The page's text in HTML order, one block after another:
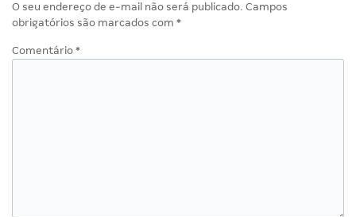
O seu endereço de e-mail não será publicado. Campos
obrigatórios são marcados com *
Comentário *